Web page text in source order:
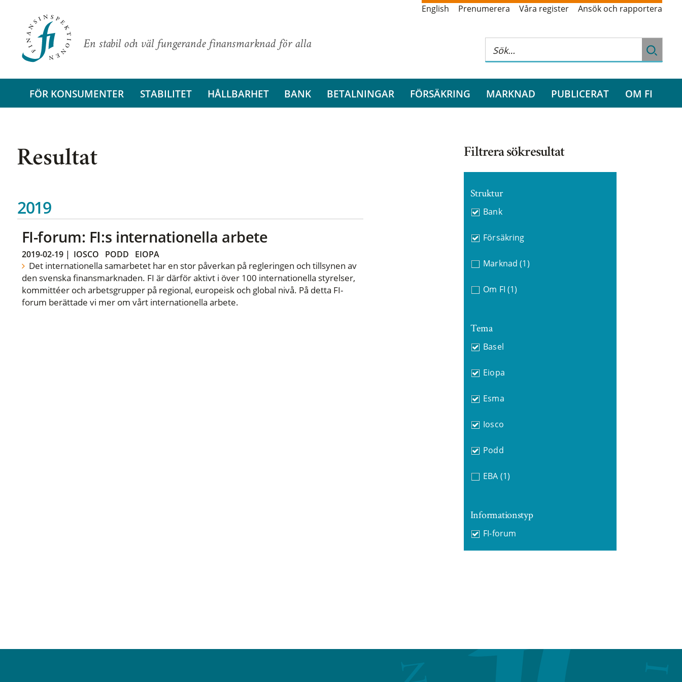
En stabil och väl fungerande finansmarknad för alla
English Prenumerera Våra register Ansök och rapportera
FÖR KONSUMENTER STABILITET HÅLLBARHET BANK BETALNINGAR FÖRSÄKRING MARKNAD PUBLICERAT OM FI
Resultat
2019
FI-forum: FI:s internationella arbete
2019-02-19| IOSCO PODD EIOPA
Det internationella samarbetet har en stor påverkan på regleringen och tillsynen av
den svenska finansmarknaden. FI är därför aktivt i över 100 internationella styrelser,
kommittéer och arbetsgrupper på regional, europeisk och global nivå. På detta FI-
forum berättade vi mer om vårt internationella arbete.
Filtrera sökresultat
Struktur
Bank
Försäkring
Marknad (1)
Om FI (1)
Tema
Basel
Eiopa
Esma
Iosco
Podd
EBA (1)
Informationstyp
FI-forum